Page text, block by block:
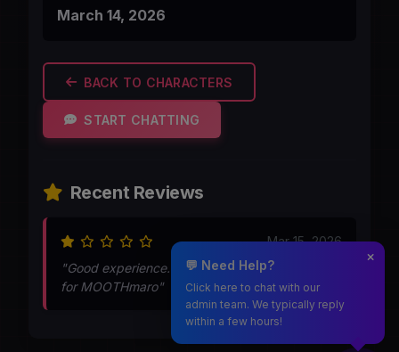
March 14, 2026
BACK TO CHARACTERS
START CHATTING
Recent Reviews
Mar 15, 2026
"Good experience. Thik kind chat is expected
for MOOTHmaro"
💬 Need Help?
Click here to chat with our
admin team. We typically reply
within a few hours!